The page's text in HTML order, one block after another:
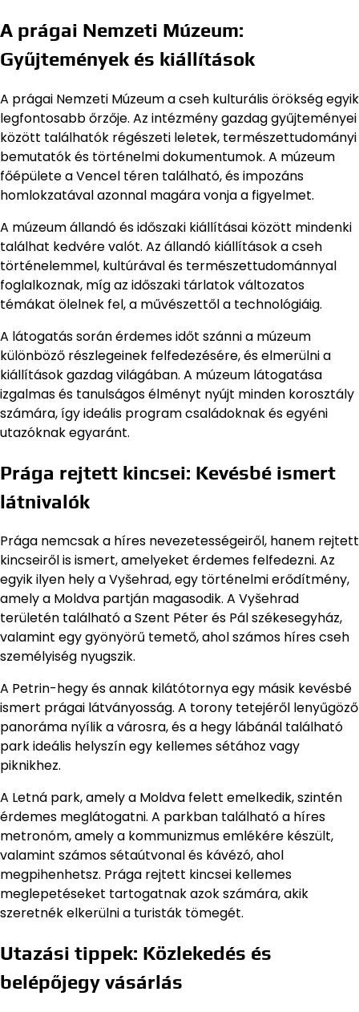
A prágai Nemzeti Múzeum:
Gyűjtemények és kiállítások
A prágai Nemzeti Múzeum a cseh kulturális örökség egyik
legfontosabb őrzője. Az intézmény gazdag gyűjteményei
között találhatók régészeti leletek, természettudományi
bemutatók és történelmi dokumentumok. A múzeum
főépülete a Vencel téren található, és impozáns
homlokzatával azonnal magára vonja a figyelmet.
A múzeum állandó és időszaki kiállításai között mindenki
találhat kedvére valót. Az állandó kiállítások a cseh
történelemmel, kultúrával és természettudománnyal
foglalkoznak, míg az időszaki tárlatok változatos
témákat ölelnek fel, a művészettől a technológiáig.
A látogatás során érdemes időt szánni a múzeum
különböző részlegeinek felfedezésére, és elmerülni a
kiállítások gazdag világában. A múzeum látogatása
izgalmas és tanulságos élményt nyújt minden korosztály
számára, így ideális program családoknak és egyéni
utazóknak egyaránt.
Prága rejtett kincsei: Kevésbé ismert
látnivalók
Prága nemcsak a híres nevezetességeiről, hanem rejtett
kincseiről is ismert, amelyeket érdemes felfedezni. Az
egyik ilyen hely a Vyšehrad, egy történelmi erődítmény,
amely a Moldva partján magasodik. A Vyšehrad
területén található a Szent Péter és Pál székesegyház,
valamint egy gyönyörű temető, ahol számos híres cseh
személyiség nyugszik.
A Petrin-hegy és annak kilátótornya egy másik kevésbé
ismert prágai látványosság. A torony tetejéről lenyűgöző
panoráma nyílik a városra, és a hegy lábánál található
park ideális helyszín egy kellemes sétához vagy
piknikhez.
A Letná park, amely a Moldva felett emelkedik, szintén
érdemes meglátogatni. A parkban található a híres
metronóm, amely a kommunizmus emlékére készült,
valamint számos sétaútvonal és kávézó, ahol
megpihenhetsz. Prága rejtett kincsei kellemes
meglepetéseket tartogatnak azok számára, akik
szeretnék elkerülni a turisták tömegét.
Utazási tippek: Közlekedés és
belépőjegy vásárlás